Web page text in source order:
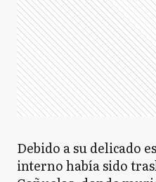
Debido a su delicado
interno había sido